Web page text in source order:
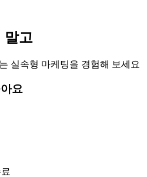
말고
실속형 마케팅을 경험해 보세요
요